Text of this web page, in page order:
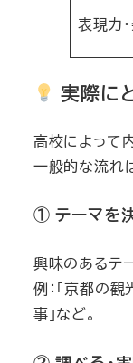
表現力
実際に
高校によって
一般的な流れ
① テーマを
興味のあるテ
例：「京都の
事」など。